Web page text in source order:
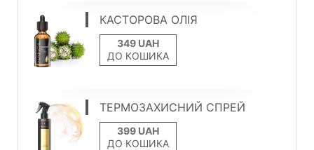
КАСТОРОВА ОЛІЯ
ДО КОШИКА
ТЕРМОЗАХИСНИЙ СПРЕЙ
ДО КОШИКА